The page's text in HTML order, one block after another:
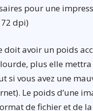
pour une
dpi)
doit avoir un poids
plus elle
si vous avez une
Le poids d’une
de fichier et de